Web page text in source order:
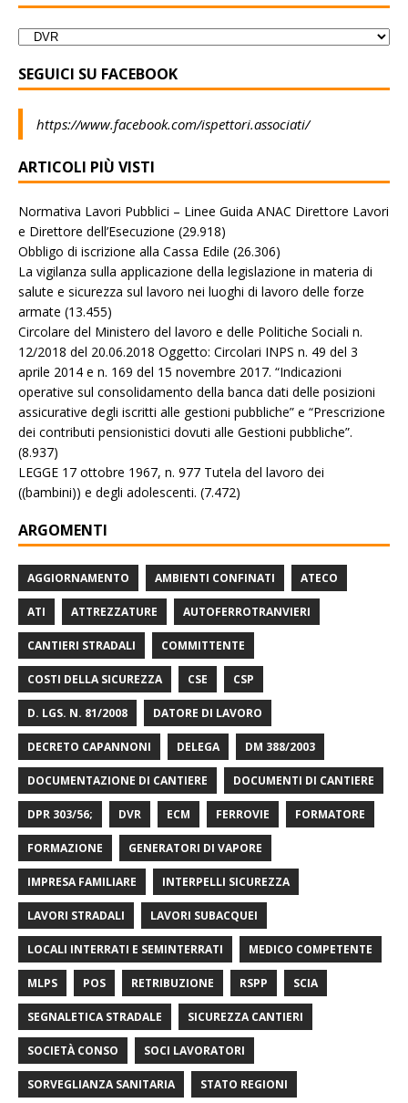
SEGUICI SU FACEBOOK
https://www.facebook.com/ispettori.associati/
ARTICOLI PIÙ VISTI
Normativa Lavori Pubblici – Linee Guida ANAC Direttore Lavori
e Direttore dell’Esecuzione (29.918)
Obbligo di iscrizione alla Cassa Edile (26.306)
La vigilanza sulla applicazione della legislazione in materia di
salute e sicurezza sul lavoro nei luoghi di lavoro delle forze
armate (13.455)
Circolare del Ministero del lavoro e delle Politiche Sociali n.
12/2018 del 20.06.2018 Oggetto: Circolari INPS n. 49 del 3
aprile 2014 e n. 169 del 15 novembre 2017. “Indicazioni
operative sul consolidamento della banca dati delle posizioni
assicurative degli iscritti alle gestioni pubbliche” e “Prescrizione
dei contributi pensionistici dovuti alle Gestioni pubbliche”.
(8.937)
LEGGE 17 ottobre 1967, n. 977 Tutela del lavoro dei
((bambini)) e degli adolescenti. (7.472)
ARGOMENTI
AGGIORNAMENTO AMBIENTI CONFINATI ATECO
ATI ATTREZZATURE AUTOFERROTRANVIERI
CANTIERI STRADALI COMMITTENTE
COSTI DELLA SICUREZZA CSE CSP
D. LGS. N. 81/2008 DATORE DI LAVORO
DECRETO CAPANNONI DELEGA DM 388/2003
DOCUMENTAZIONE DI CANTIERE DOCUMENTI DI CANTIERE
DPR 303/56; DVR ECM FERROVIE FORMATORE
FORMAZIONE GENERATORI DI VAPORE
IMPRESA FAMILIARE INTERPELLI SICUREZZA
LAVORI STRADALI LAVORI SUBACQUEI
LOCALI INTERRATI E SEMINTERRATI MEDICO COMPETENTE
MLPS POS RETRIBUZIONE RSPP SCIA
SEGNALETICA STRADALE SICUREZZA CANTIERI
SOCIETÀ CONSO SOCI LAVORATORI
SORVEGLIANZA SANITARIA STATO REGIONI